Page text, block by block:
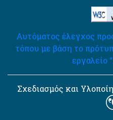
Αυτόματος έλεγχος
τόπου με βάση το
εργαλείο
Σχεδιασμός και